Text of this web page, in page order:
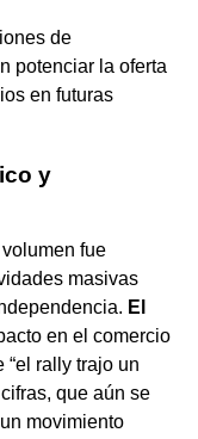
de
potenciar la oferta
en futuras
y
fue
masivas
El
en el comercio
rally trajo un
que aún se
movimiento